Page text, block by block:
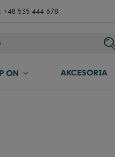
+48 535 444 678
ON AKCESORIA